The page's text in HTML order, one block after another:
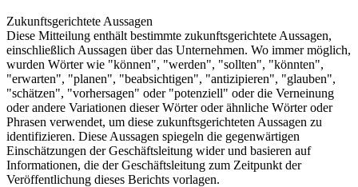
Zukunftsgerichtete Aussagen
Diese Mitteilung enthält bestimmte zukunftsgerichtete Aussagen,
einschließlich Aussagen über das Unternehmen. Wo immer möglich,
wurden Wörter wie "können", "werden", "sollten", "könnten",
"erwarten", "planen", "beabsichtigen", "antizipieren", "glauben",
"schätzen", "vorhersagen" oder "potenziell" oder die Verneinung
oder andere Variationen dieser Wörter oder ähnliche Wörter oder
Phrasen verwendet, um diese zukunftsgerichteten Aussagen zu
identifizieren. Diese Aussagen spiegeln die gegenwärtigen
Einschätzungen der Geschäftsleitung wider und basieren auf
Informationen, die der Geschäftsleitung zum Zeitpunkt der
Veröffentlichung dieses Berichts vorlagen.